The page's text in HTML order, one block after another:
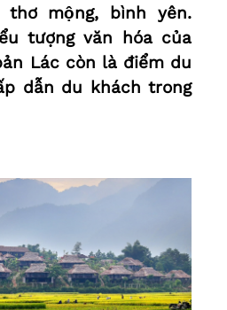
thơ mộng, bình yên.
tượng văn hóa của
Lác còn là điểm du
dẫn du khách trong